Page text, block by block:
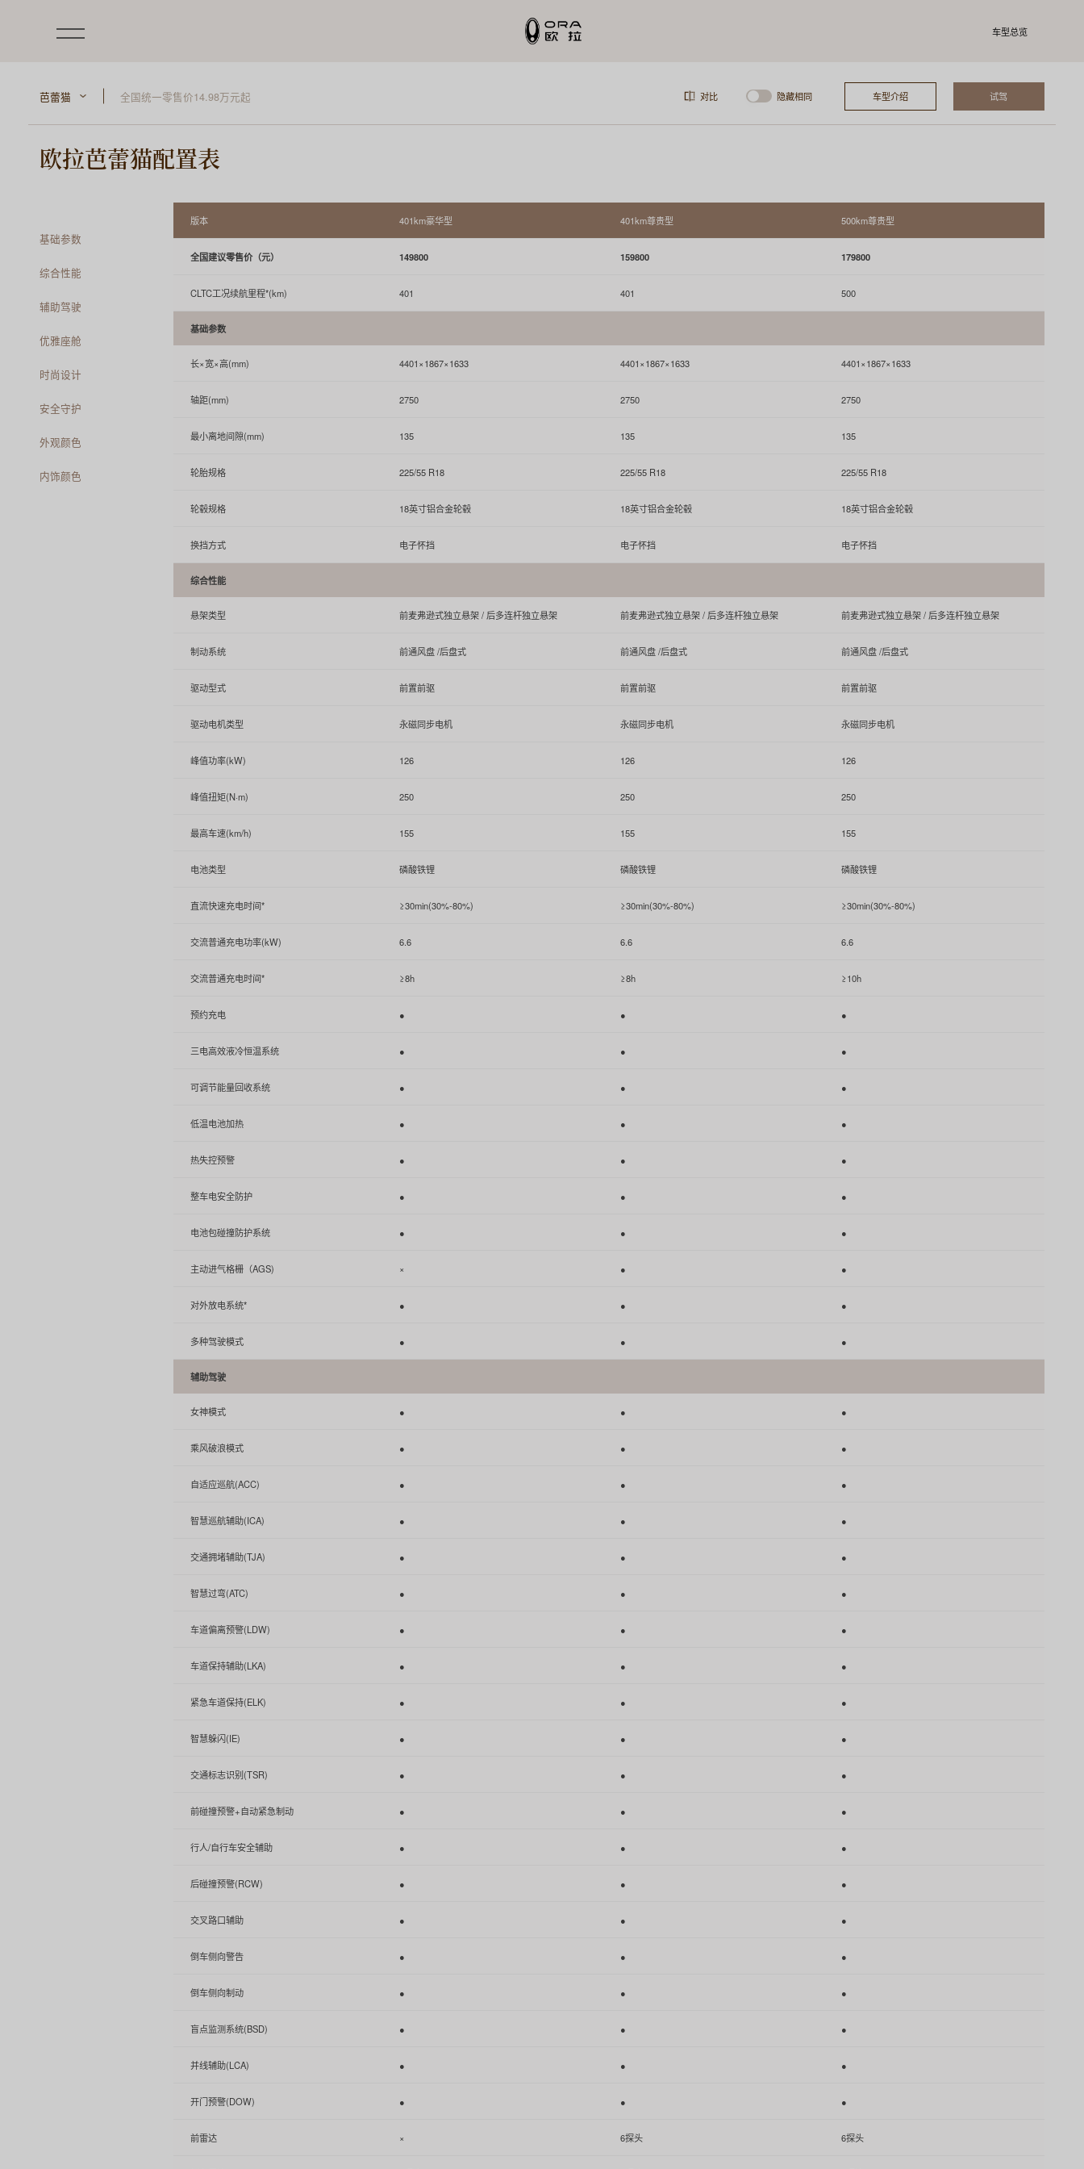
车型总览
芭蕾猫 全国统一零售价14.98万元起 对比 隐藏相同 车型介绍 试驾
欧拉芭蕾猫配置表
基础参数
综合性能
辅助驾驶
优雅座舱
时尚设计
安全守护
外观颜色
内饰颜色
版本 401km豪华型 401km尊贵型 500km尊贵型
全国建议零售价（元） 149800 159800 179800
CLTC工况续航里程*(km) 401 401 500
基础参数
长×宽×高(mm) 4401×1867×1633 4401×1867×1633 4401×1867×1633
轴距(mm) 2750 2750 2750
最小离地间隙(mm) 135 135 135
轮胎规格 225/55 R18 225/55 R18 225/55 R18
轮毂规格 18英寸铝合金轮毂 18英寸铝合金轮毂 18英寸铝合金轮毂
换挡方式 电子怀挡 电子怀挡 电子怀挡
综合性能
悬架类型 前麦弗逊式独立悬架 / 后多连杆独立悬架 前麦弗逊式独立悬架 / 后多连杆独立悬架 前麦弗逊式独立悬架 / 后多连杆独立悬架
制动系统 前通风盘 /后盘式 前通风盘 /后盘式 前通风盘 /后盘式
驱动型式 前置前驱 前置前驱 前置前驱
驱动电机类型 永磁同步电机 永磁同步电机 永磁同步电机
峰值功率(kW) 126 126 126
峰值扭矩(N·m) 250 250 250
最高车速(km/h) 155 155 155
电池类型 磷酸铁锂 磷酸铁锂 磷酸铁锂
直流快速充电时间* ≥30min(30%-80%) ≥30min(30%-80%) ≥30min(30%-80%)
交流普通充电功率(kW) 6.6 6.6 6.6
交流普通充电时间* ≥8h ≥8h ≥10h
预约充电 ● ● ●
三电高效液冷恒温系统 ● ● ●
可调节能量回收系统 ● ● ●
低温电池加热 ● ● ●
热失控预警 ● ● ●
整车电安全防护 ● ● ●
电池包碰撞防护系统 ● ● ●
主动进气格栅（AGS) × ● ●
对外放电系统* ● ● ●
多种驾驶模式 ● ● ●
辅助驾驶
女神模式 ● ● ●
乘风破浪模式 ● ● ●
自适应巡航(ACC) ● ● ●
智慧巡航辅助(ICA) ● ● ●
交通拥堵辅助(TJA) ● ● ●
智慧过弯(ATC) ● ● ●
车道偏离预警(LDW) ● ● ●
车道保持辅助(LKA) ● ● ●
紧急车道保持(ELK) ● ● ●
智慧躲闪(IE) ● ● ●
交通标志识别(TSR) ● ● ●
前碰撞预警+自动紧急制动 ● ● ●
行人/自行车安全辅助 ● ● ●
后碰撞预警(RCW) ● ● ●
交叉路口辅助 ● ● ●
倒车侧向警告 ● ● ●
倒车侧向制动 ● ● ●
盲点监测系统(BSD) ● ● ●
并线辅助(LCA) ● ● ●
开门预警(DOW) ● ● ●
前雷达 × 6探头 6探头